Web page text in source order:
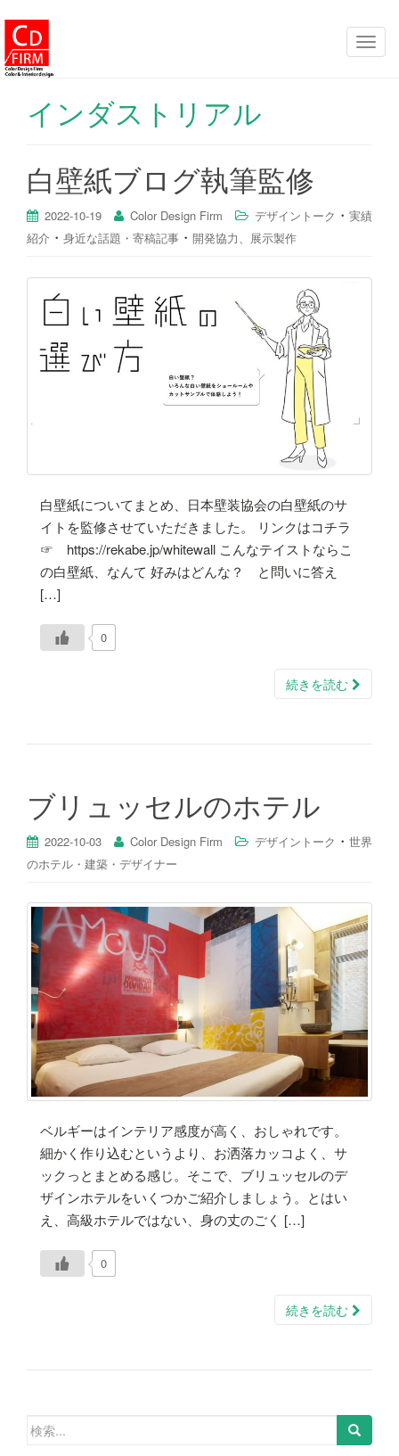
ナ
切
インダストリアル
白壁紙ブログ執筆監修
2022-10-19 Color Design Firm デザイントーク ・ 実績
紹介 ・ 身近な話題・寄稿記事 ・ 開発協力、展示製作
白壁紙についてまとめ、日本壁装協会の白壁紙のサ
イトを監修させていただきました。 リンクはコチラ
☞ https://rekabe.jp/whitewall こんなテイストならこ
の白壁紙、なんて 好みはどんな？ と問いに答え
[…]
0
続きを読む
ブリュッセルのホテル
2022-10-03 Color Design Firm デザイントーク ・ 世界
のホテル・建築・デザイナー
ベルギーはインテリア感度が高く、おしゃれです。
細かく作り込むというより、お洒落カッコよく、サ
ックっとまとめる感じ。そこで、ブリュッセルのデ
ザインホテルをいくつかご紹介しましょう。とはい
え、高級ホテルではない、身の丈のごく […]
0
続きを読む
検